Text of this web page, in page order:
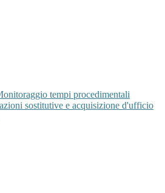
tempi procedimentali
sostitutive e acquisizione d'ufficio